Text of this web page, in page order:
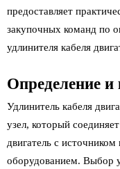
предоставляет
закупочных команд по
удлинителя кабеля
Определение
Удлинитель кабеля
узел, который
двигатель с
оборудованием. Выбор